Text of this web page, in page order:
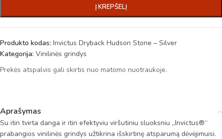
Į KREPŠELĮ
Produkto kodas: Invictus Dryback Hudson Stone – Silver
Kategorija: Vinilinės grindys
Prekės atspalvis gali skirtis nuo matomo nuotraukoje.
Aprašymas
Su itin tvirta danga ir itin efektyviu viršutiniu sluoksniu „Invictus®“
prabangios vinilinės grindys užtikrina išskirtinę atsparumą dėvėjimuisi.